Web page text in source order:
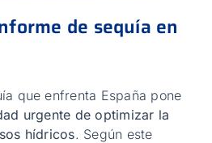
de sequía en
que enfrenta España pone
urgente de optimizar la
hídricos. Según este